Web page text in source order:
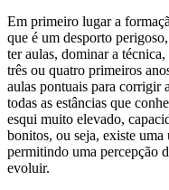
Em primeiro lugar a
que é um desporto
ter aulas, dominar a
três ou quatro primeiros
aulas pontuais para corrigir
todas as estâncias que
esqui muito elevado,
bonitos, ou seja, existe uma
permitindo uma percepção
evoluir.